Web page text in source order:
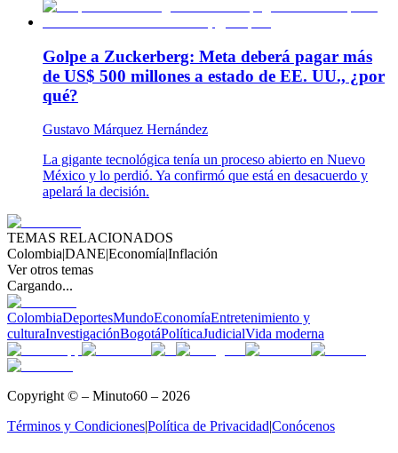
Golpe a Zuckerberg: Meta deberá pagar más
de US$ 500 millones a estado de EE. UU., ¿por
qué?
Gustavo Márquez Hernández
La gigante tecnológica tenía un proceso abierto en Nuevo
México y lo perdió. Ya confirmó que está en desacuerdo y
apelará la decisión.
TEMAS RELACIONADOS
Colombia|DANE|Economía|Inflación
Ver otros temas
Cargando...
ColombiaDeportesMundoEconomíaEntretenimiento y
culturaInvestigaciónBogotáPolíticaJudicialVida moderna
Copyright © – Minuto60 – 2026
Términos y Condiciones|Política de Privacidad|Conócenos